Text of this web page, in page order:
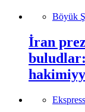
Böyük
İran